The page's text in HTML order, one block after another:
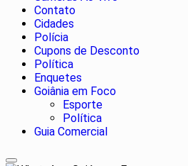
Contato
Cidades
Polícia
Cupons de Desconto
Política
Enquetes
Goiânia em Foco
Esporte
Política
Guia Comercial